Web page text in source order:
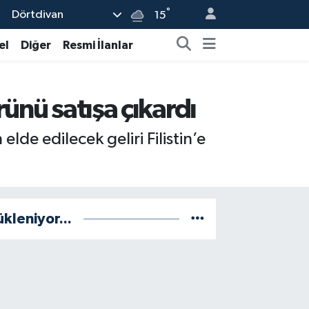
Dörtdivan 15°
Diğer Resmi İlanlar
satışa çıkardı
edilecek geliri Filistin’e